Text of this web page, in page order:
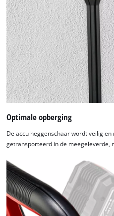
Optimale opberging
De accu heggenschaar wordt veilig
getransporteerd in de meegeleverde,